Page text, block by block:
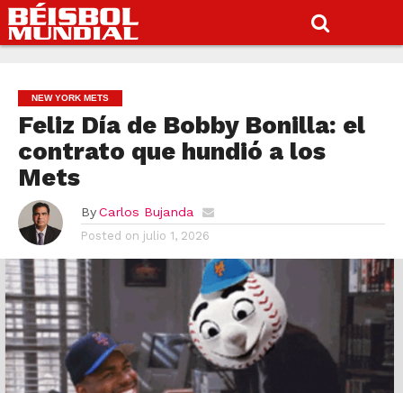
NEW YORK METS
Feliz Día de Bobby Bonilla: el
contrato que hundió a los
Mets
By Carlos Bujanda
Posted on julio 1, 2026